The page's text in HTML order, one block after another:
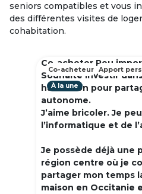
seniors compatibles et vous
des différentes visites de
cohabitation.
Co-acheter Peu
Souhaite investir
habitation pour
autonome.
J’aime bricoler. Je
l’informatique et de
Je possède déjà une
région centre où je
partager mon temps
maison en Occitanie
À la une
Co-acheteur Apport